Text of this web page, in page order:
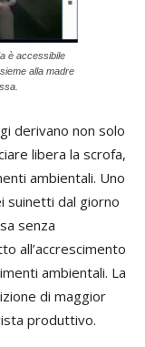
è accessibile
alla madre
derivano non solo
libera la scrofa,
ambientali. Uno
suinetti dal giorno
senza
all’accrescimento
ambientali. La
di maggior
produttivo.